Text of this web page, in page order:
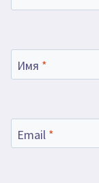
Имя *
Email *